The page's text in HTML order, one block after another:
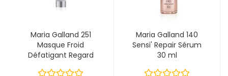
Maria Galland 251
Masque Froid
Défatigant Regard
Maria Galland 140
Sensi' Repair Sérum
30 ml